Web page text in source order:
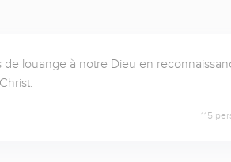
louange à notre Dieu en
115